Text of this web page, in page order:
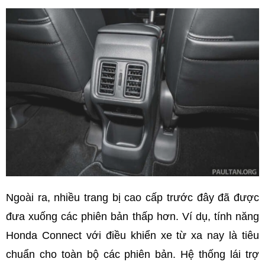
Ngoài ra, nhiều trang bị cao cấp trước đây đã được
đưa xuống các phiên bản thấp hơn. Ví dụ, tính năng
Honda Connect với điều khiển xe từ xa nay là tiêu
chuẩn cho toàn bộ các phiên bản. Hệ thống lái trợ